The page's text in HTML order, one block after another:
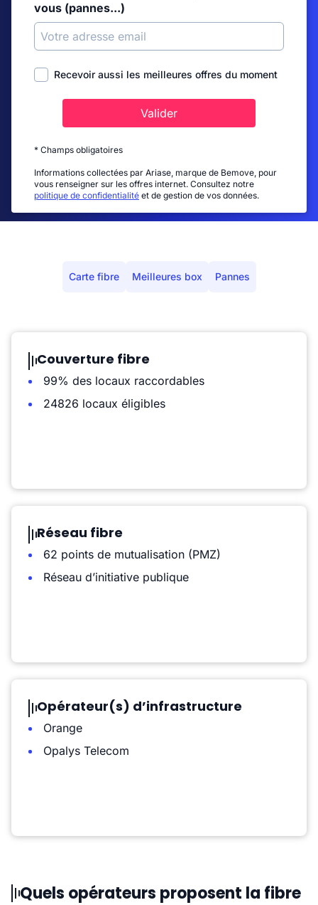
vous (pannes...)
Recevoir aussi les meilleures offres du moment
Valider
* Champs obligatoires
Informations collectées par Ariase, marque de Bemove, pour
vous renseigner sur les offres internet. Consultez notre
politique de confidentialité et de gestion de vos données.
Carte fibre Meilleures box Pannes
Couverture fibre
99% des locaux raccordables
24826 locaux éligibles
Réseau fibre
62 points de mutualisation (PMZ)
Réseau d’initiative publique
Opérateur(s) d’infrastructure
Orange
Opalys Telecom
Quels opérateurs proposent la fibre